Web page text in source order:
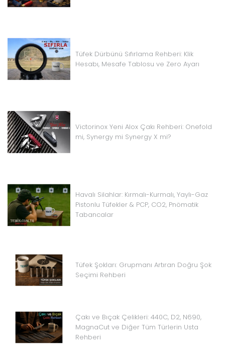
Tüfek Dürbünü Sıfırlama Rehberi: Klik
Hesabı, Mesafe Tablosu ve Zero Ayarı
Victorinox Yeni Alox Çakı Rehberi: Onefold
mi, Synergy mi Synergy X mi?
Havalı Silahlar: Kırmalı-Kurmalı, Yaylı-Gaz
Pistonlu Tüfekler & PCP, CO2, Pnömatik
Tabancalar
Tüfek Şokları: Grupmanı Artıran Doğru Şok
Seçimi Rehberi
Çakı ve Bıçak Çelikleri: 440C, D2, N690,
MagnaCut ve Diğer Tüm Türlerin Usta
Rehberi